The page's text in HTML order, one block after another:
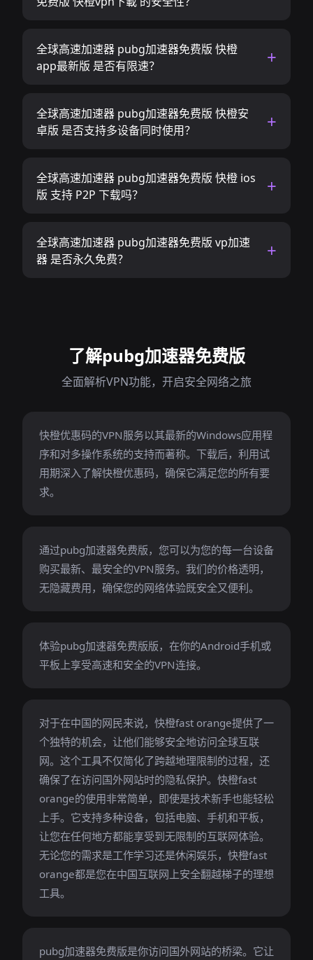
全球高速加速器 pubg加速器免费版 快橙
app最新版 是否有限速？
全球高速加速器 pubg加速器免费版 快橙安
卓版 是否支持多设备同时使用？
全球高速加速器 pubg加速器免费版 快橙 ios
版 支持 P2P 下载吗？
全球高速加速器 pubg加速器免费版 vp加速
器 是否永久免费？
了解pubg加速器免费版
全面解析VPN功能，开启安全网络之旅
快橙优惠码的VPN服务以其最新的Windows应用程
序和对多操作系统的支持而著称。下载后，利用试
用期深入了解快橙优惠码，确保它满足您的所有要
求。
通过pubg加速器免费版，您可以为您的每一台设备
购买最新、最安全的VPN服务。我们的价格透明，
无隐藏费用，确保您的网络体验既安全又便利。
体验pubg加速器免费版版，在你的Android手机或
平板上享受高速和安全的VPN连接。
对于在中国的网民来说，快橙fast orange提供了一
个独特的机会，让他们能够安全地访问全球互联
网。这个工具不仅简化了跨越地理限制的过程，还
确保了在访问国外网站时的隐私保护。快橙fast
orange的使用非常简单，即使是技术新手也能轻松
上手。它支持多种设备，包括电脑、手机和平板，
让您在任何地方都能享受到无限制的互联网体验。
无论您的需求是工作学习还是休闲娱乐，快橙fast
orange都是您在中国互联网上安全翻越梯子的理想
工具。
pubg加速器免费版是你访问国外网站的桥梁。它让